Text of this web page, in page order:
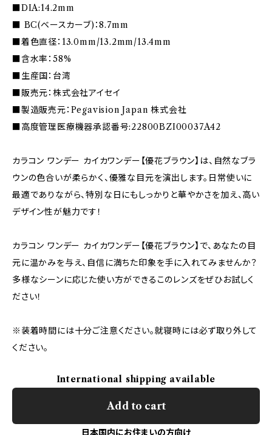
■DIA:14.2mm
■ BC(ベースカーブ)：8.7mm
■着色直径：13.0mm/13.2mm/13.4mm
■含水率：58%
■生産国：台湾
■販売元：株式会社アイセイ
■製造販売元：Pegavision Japan 株式会社
■高度管理医療機器承認番号:22800BZI00037A42
カラコン ワンデー カイカワンデー【優花ブラウン】は、自然なブラ
ウンの色合いが柔らかく、優雅な目元を演出します。日常使いに
最適でありながら、特別な日にもしっかりと華やかさを加え、高い
デザイン性が魅力です！
カラコン ワンデー カイカワンデー【優花ブラウン】で、あなたの目
元に温かみを与え、自信に満ちた印象を手に入れてみませんか？
多様なシーンに応じた使い方ができるこのレンズをぜひお試しく
ださい！
※装着時間には十分ご注意ください。就寝時には必ず取り外して
ください。
International shipping available
Add to cart
日本国内にお住まいの方向け